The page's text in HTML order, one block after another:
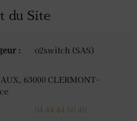
du Site
:
o2switch (SAS)
63000 CLERMONT-
04 44 44 60 40